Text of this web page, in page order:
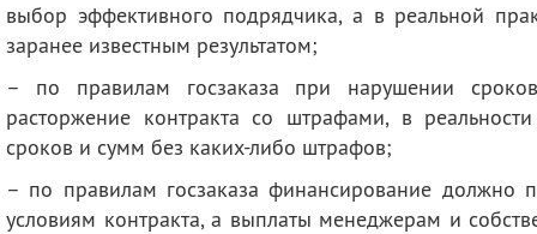
выбор эффективного подрядчика, а в реальной
заранее известным результатом;
– по правилам госзаказа при нарушении
расторжение контракта со штрафами, в
сроков и сумм без каких-либо штрафов;
– по правилам госзаказа финансирование должно
условиям контракта, а выплаты менеджерам и